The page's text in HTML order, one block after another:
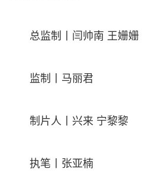
总监制丨闫帅南 王姗姗
监制丨马丽君
制片人丨兴来 宁黎黎
执笔丨张亚楠